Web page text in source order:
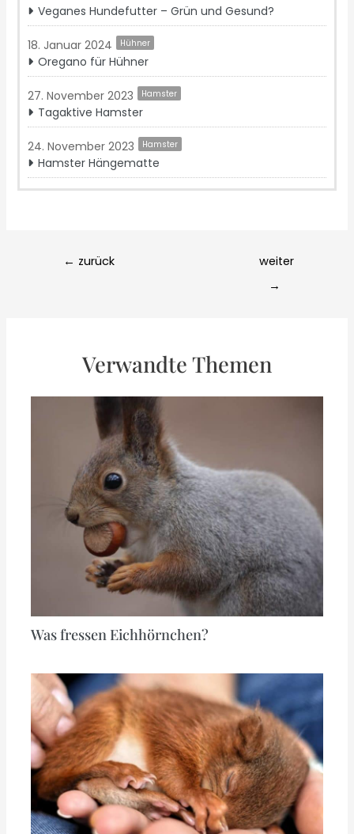
Veganes Hundefutter – Grün und Gesund?
18. Januar 2024 Hühner
Oregano für Hühner
27. November 2023 Hamster
Tagaktive Hamster
24. November 2023 Hamster
Hamster Hängematte
← zurück
weiter
→
Verwandte Themen
Was fressen Eichhörnchen?